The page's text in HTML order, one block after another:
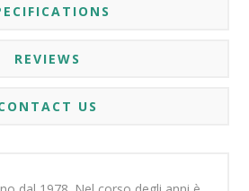
REVIEWS
US